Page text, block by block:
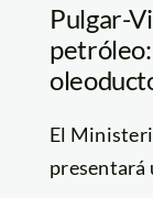
Pulgar-
El
presentará